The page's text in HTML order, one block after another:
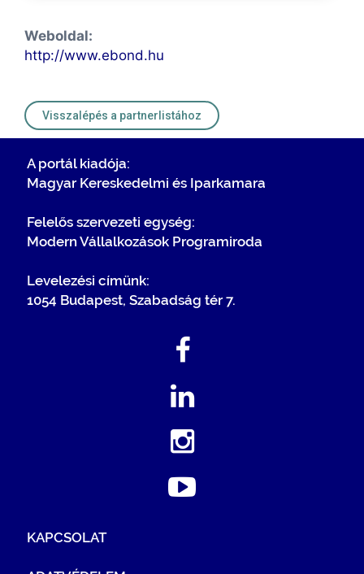
Weboldal:
http://www.ebond.hu
Visszalépés a partnerlistához
A portál kiadója:
Magyar Kereskedelmi és Iparkamara
Felelős szervezeti egység:
Modern Vállalkozások Programiroda
Levelezési címünk:
1054 Budapest, Szabadság tér 7.
KAPCSOLAT